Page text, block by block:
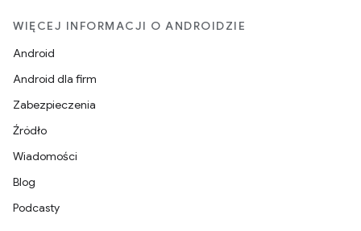
WIĘCEJ INFORMACJI O ANDROIDZIE
Android
Android dla firm
Zabezpieczenia
Źródło
Wiadomości
Blog
Podcasty